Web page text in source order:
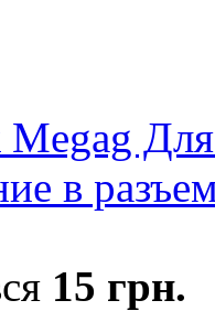
Megag
в
15 грн.